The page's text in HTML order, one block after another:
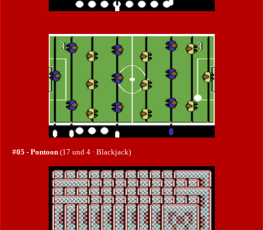
#05 - Pontoon (17 und 4 · Blackjack)